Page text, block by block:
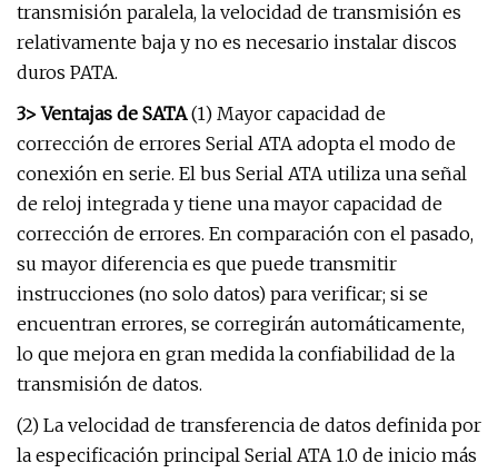
transmisión paralela, la velocidad de transmisión es
relativamente baja y no es necesario instalar discos
duros PATA.
3> Ventajas de SATA(1) Mayor capacidad de
corrección de errores Serial ATA adopta el modo de
conexión en serie. El bus Serial ATA utiliza una señal
de reloj integrada y tiene una mayor capacidad de
corrección de errores. En comparación con el pasado,
su mayor diferencia es que puede transmitir
instrucciones (no solo datos) para verificar; si se
encuentran errores, se corregirán automáticamente,
lo que mejora en gran medida la confiabilidad de la
transmisión de datos.
(2) La velocidad de transferencia de datos definida por
la especificación principal Serial ATA 1.0 de inicio más